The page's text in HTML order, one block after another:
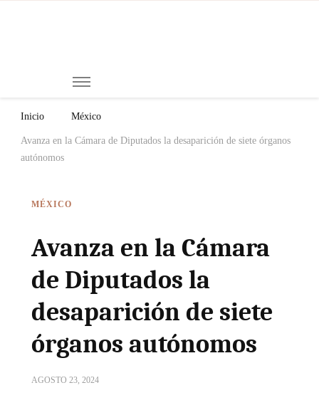
Inicio México
Avanza en la Cámara de Diputados la desaparición de siete órganos
autónomos
MÉXICO
Avanza en la Cámara
de Diputados la
desaparición de siete
órganos autónomos
AGOSTO 23, 2024